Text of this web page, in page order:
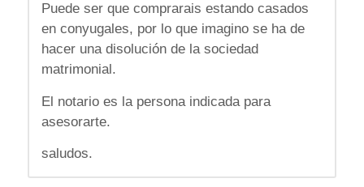
Puede ser que comprarais estando casados
en conyugales, por lo que imagino se ha de
hacer una disolución de la sociedad
matrimonial.
El notario es la persona indicada para
asesorarte.
saludos.